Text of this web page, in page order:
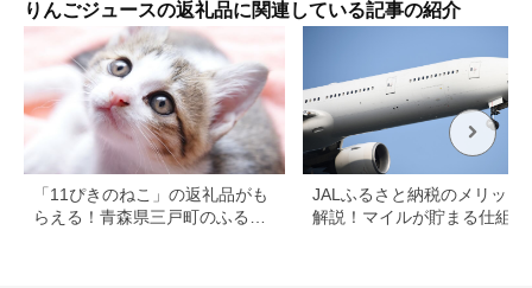
[1413]
め 果汁飲料 ご当地ジ
詰めあわせ セット 家
庭用 JAフーズおおい
た スピード スピード
発送 ＜131-024＞
りんごジュースの返礼品に関連している記事の紹介
「11ぴきのねこ」の返礼品がも
らえる！青森県三戸町のふるさ
JALふるさと納税のメリット
解説！マイルが貯まる仕組み